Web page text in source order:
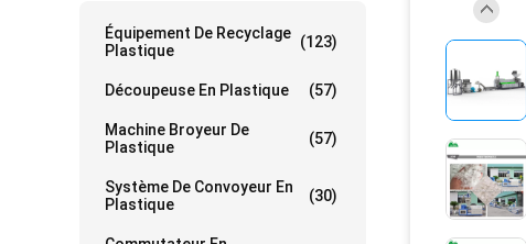
Équipement De Recyclage
Plastique
(123)
Découpeuse En Plastique (57)
Machine Broyeur De
Plastique
(57)
Système De Convoyeur En
Plastique
(30)